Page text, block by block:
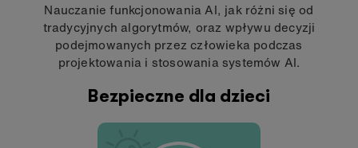
Nauczanie funkcjonowania AI, jak różni się od
tradycyjnych algorytmów, oraz wpływu decyzji
podejmowanych przez człowieka podczas
projektowania i stosowania systemów AI.
Bezpieczne dla dzieci